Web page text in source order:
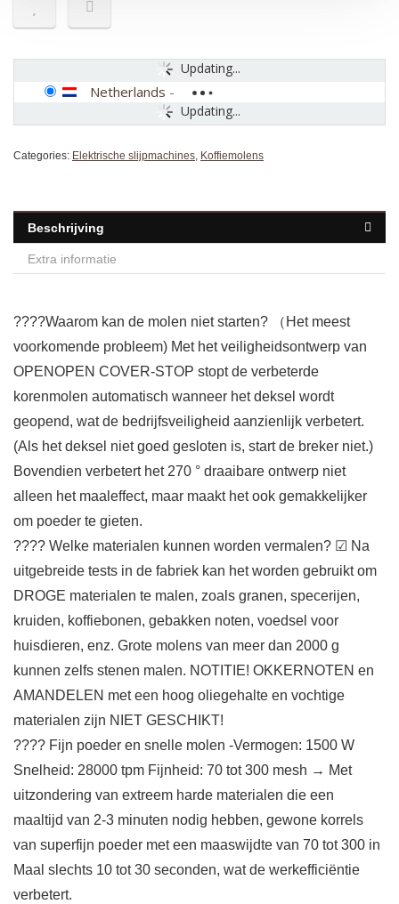
Updating...
Updating...
Netherlands -
Categories: Elektrische slijpmachines, Koffiemolens
Beschrijving
Extra informatie
????Waarom kan de molen niet starten? （Het meest
voorkomende probleem) Met het veiligheidsontwerp van
OPENOPEN COVER-STOP stopt de verbeterde
korenmolen automatisch wanneer het deksel wordt
geopend, wat de bedrijfsveiligheid aanzienlijk verbetert.
(Als het deksel niet goed gesloten is, start de breker niet.)
Bovendien verbetert het 270 ° draaibare ontwerp niet
alleen het maaleffect, maar maakt het ook gemakkelijker
om poeder te gieten.
???? Welke materialen kunnen worden vermalen? ☑ Na
uitgebreide tests in de fabriek kan het worden gebruikt om
DROGE materialen te malen, zoals granen, specerijen,
kruiden, koffiebonen, gebakken noten, voedsel voor
huisdieren, enz. Grote molens van meer dan 2000 g
kunnen zelfs stenen malen. NOTITIE! OKKERNOTEN en
AMANDELEN met een hoog oliegehalte en vochtige
materialen zijn NIET GESCHIKT!
???? Fijn poeder en snelle molen -Vermogen: 1500 W
Snelheid: 28000 tpm Fijnheid: 70 tot 300 mesh → Met
uitzondering van extreem harde materialen die een
maaltijd van 2-3 minuten nodig hebben, gewone korrels
van superfijn poeder met een maaswijdte van 70 tot 300 in
Maal slechts 10 tot 30 seconden, wat de werkefficiëntie
verbetert.